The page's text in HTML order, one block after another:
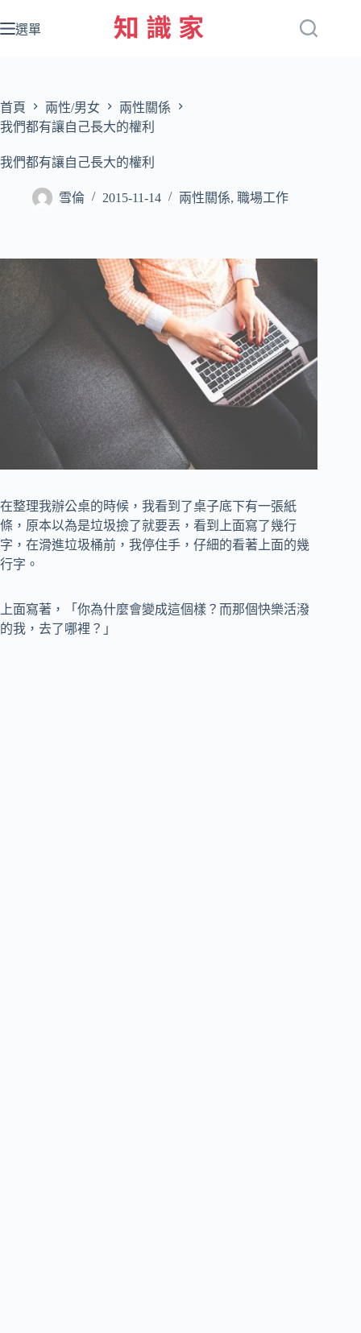
至
容
選單
首頁 兩性/男女
兩性關係
我們都有讓自己長大的權利
我們都有讓自己長大的權利
雪倫 2015-11-14 兩性關係, 職場工作
在整理我辦公桌的時候，我看到了桌子底下有一張紙
條，原本以為是垃圾撿了就要丟，看到上面寫了幾行
字，在滑進垃圾桶前，我停住手，仔細的看著上面的幾
行字。
上面寫著，「你為什麼會變成這個樣？而那個快樂活潑
的我，去了哪裡？」